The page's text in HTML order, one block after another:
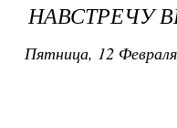
НАВСТРЕЧУ
Пятница, 12